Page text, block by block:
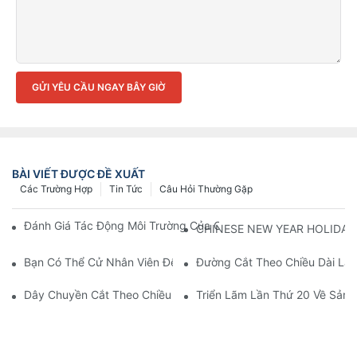
GỬI YÊU CẦU NGAY BÂY GIỜ
BÀI VIẾT ĐƯỢC ĐỀ XUẤT
Câu Hỏi Thường Gặp
Tin Tức
Các Trường Hợp
Đánh Giá Tác Động Môi Trường Của Các Vật Liệu Lõi Máy Biến
CHINESE NEW YEAR
Bạn Có Thể Cử Nhân Viên Đến Lắp Đặt Thiết Bị Cho Chúng Tôi
Đường Cắt Theo Chiều Dài Là
Dây Chuyền Cắt Theo Chiều Dài Tốc Độ Cao CANWIN CK
Triển Lãm Lần Thứ 20 Về Sản